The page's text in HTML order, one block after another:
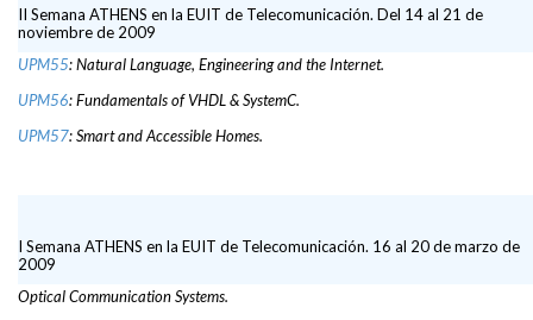
II Semana ATHENS en la EUIT de Telecomunicación. Del 14 al 21 de
noviembre de 2009
UPM55: Natural Language, Engineering and the Internet.
UPM56: Fundamentals of VHDL & SystemC.
UPM57: Smart and Accessible Homes.
I Semana ATHENS en la EUIT de Telecomunicación. 16 al 20 de marzo de
2009
Optical Communication Systems.